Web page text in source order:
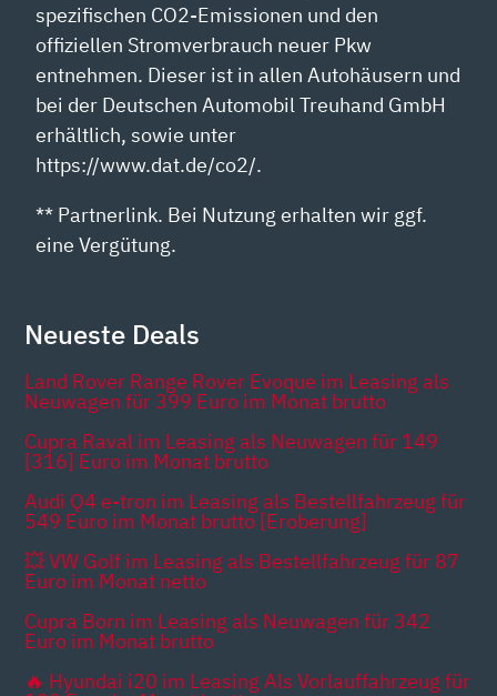
spezifischen CO2-Emissionen und den
offiziellen Stromverbrauch neuer Pkw
entnehmen. Dieser ist in allen Autohäusern und
bei der Deutschen Automobil Treuhand GmbH
erhältlich, sowie unter
https://www.dat.de/co2/.
** Partnerlink. Bei Nutzung erhalten wir ggf.
eine Vergütung.
Neueste Deals
Land Rover Range Rover Evoque im Leasing als
Neuwagen für 399 Euro im Monat brutto
Cupra Raval im Leasing als Neuwagen für 149
[316] Euro im Monat brutto
Audi Q4 e-tron im Leasing als Bestellfahrzeug für
549 Euro im Monat brutto [Eroberung]
💥 VW Golf im Leasing als Bestellfahrzeug für 87
Euro im Monat netto
Cupra Born im Leasing als Neuwagen für 342
Euro im Monat brutto
🔥 Hyundai i20 im Leasing Als Vorlauffahrzeug für